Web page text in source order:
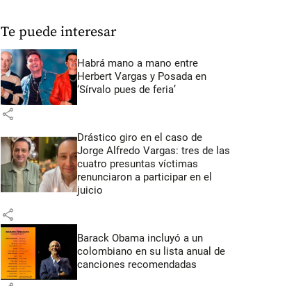
Te puede interesar
Habrá mano a mano entre
Herbert Vargas y Posada en
‘Sírvalo pues de feria’
share
Drástico giro en el caso de
Jorge Alfredo Vargas: tres de las
cuatro presuntas víctimas
renunciaron a participar en el
juicio
share
Barack Obama incluyó a un
colombiano en su lista anual de
canciones recomendadas